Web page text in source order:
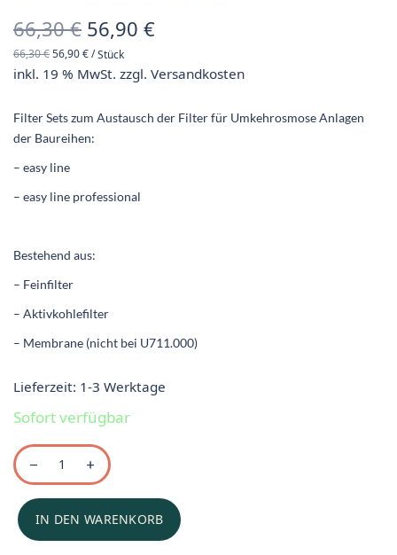
66,30€ Ursprünglicher
Preis war:
56,90€
66,30€56,90€/Stück
inkl. 19 % MwSt. zzgl.Versandkosten
Filter Sets zum Austausch der Filter für Umkehrosmose Anlagen
der Baureihen:
– easy line
– easy line professional
Bestehend aus:
– Feinfilter
– Aktivkohlefilter
– Membrane (nicht bei U711.000)
Lieferzeit: 1-3 Werktage
Sofort verfügbar
IN DEN WARENKORB